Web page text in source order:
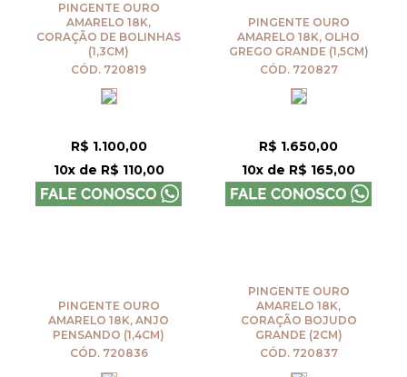
PINGENTE OURO
AMARELO 18K,
CORAÇÃO DE BOLINHAS
(1,3CM)
CÓD. 720819
R$ 1.100,00
10x de R$ 110,00
PINGENTE OURO
AMARELO 18K, OLHO
GREGO GRANDE (1,5CM)
CÓD. 720827
R$ 1.650,00
10x de R$ 165,00
PINGENTE OURO
AMARELO 18K, ANJO
PENSANDO (1,4CM)
CÓD. 720836
PINGENTE OURO
AMARELO 18K,
CORAÇÃO BOJUDO
GRANDE (2CM)
CÓD. 720837